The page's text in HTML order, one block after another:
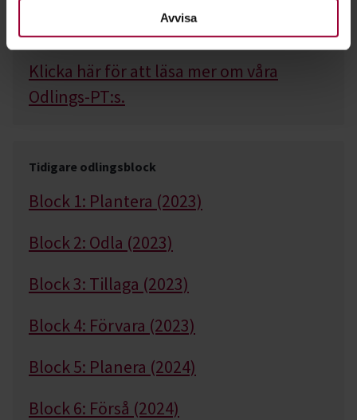
Avvisa
Våra Odlings-PT:s
Klicka här för att läsa mer om våra
Odlings-PT:s.
Tidigare odlingsblock
Block 1: Plantera (2023)
Block 2: Odla (2023)
Block 3: Tillaga (2023)
Block 4: Förvara (2023)
Block 5: Planera (2024)
Block 6: Förså (2024)